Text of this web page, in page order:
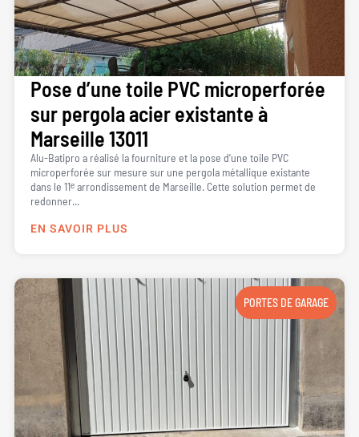
Pose d’une toile PVC microperforée
sur pergola acier existante à
Marseille 13011
Alu-Batipro a réalisé la fourniture et la pose d’une toile PVC
microperforée sur mesure sur une pergola métallique existante
dans le 11ᵉ arrondissement de Marseille. Cette solution permet de
redonner...
EN SAVOIR PLUS
PORTES DE GARAGE